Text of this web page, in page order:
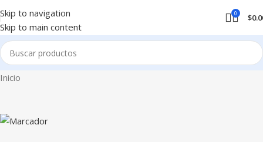
Skip to navigation
Skip to main content
0 $
Inicio